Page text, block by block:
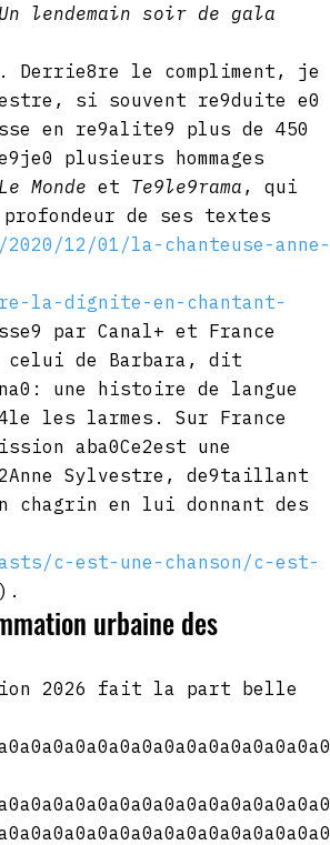
Un lendemain soir de gala
Derrie8re le compliment, je
si souvent re9duite e0
en re9alite9 plus de 450
plusieurs hommages
Le Monde et Te9le9rama , qui
de ses textes
12/01/la-chanteuse-anne-
la-dignite-en-chantant-
par Canal+ et France
celui de Barbara, dit
une histoire de langue
les larmes. Sur France
aba0Ce2est une
Sylvestre, de9taillant
chagrin en lui donnant des
c-est-une-chanson/c-est-
).
urbaine des
2026 fait la part belle